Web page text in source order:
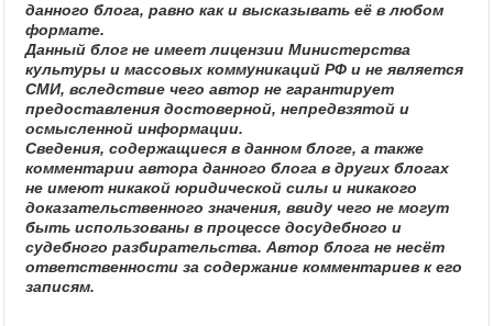
данного блога, равно как и высказывать её в любом
формате.
Данный блог не имеет лицензии Министерства
культуры и массовых коммуникаций РФ и не является
СМИ, вследствие чего автор не гарантирует
предоставления достоверной, непредвзятой и
осмысленной информации.
Сведения, содержащиеся в данном блоге, а также
комментарии автора данного блога в других блогах
не имеют никакой юридической силы и никакого
доказательственного значения, ввиду чего не могут
быть использованы в процессе досудебного и
судебного разбирательства. Автор блога не несёт
ответственности за содержание комментариев к его
записям.